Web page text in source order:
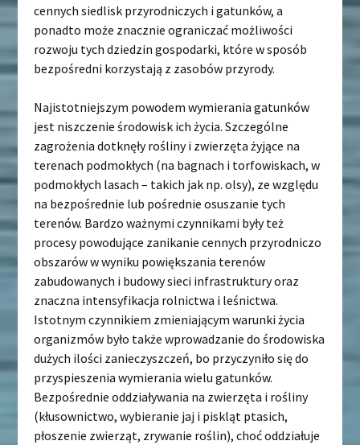
cennych siedlisk przyrodniczych i gatunków, a
ponadto może znacznie ograniczać możliwości
rozwoju tych dziedzin gospodarki, które w sposób
bezpośredni korzystają z zasobów przyrody.
Najistotniejszym powodem wymierania gatunków
jest niszczenie środowisk ich życia. Szczególne
zagrożenia dotknęły rośliny i zwierzęta żyjące na
terenach podmokłych (na bagnach i torfowiskach, w
podmokłych lasach – takich jak np. olsy), ze względu
na bezpośrednie lub pośrednie osuszanie tych
terenów. Bardzo ważnymi czynnikami były też
procesy powodujące zanikanie cennych przyrodniczo
obszarów w wyniku powiększania terenów
zabudowanych i budowy sieci infrastruktury oraz
znaczna intensyfikacja rolnictwa i leśnictwa.
Istotnym czynnikiem zmieniającym warunki życia
organizmów było także wprowadzanie do środowiska
dużych ilości zanieczyszczeń, bo przyczyniło się do
przyspieszenia wymierania wielu gatunków.
Bezpośrednie oddziaływania na zwierzęta i rośliny
(kłusownictwo, wybieranie jaj i piskląt ptasich,
płoszenie zwierząt, zrywanie roślin), choć oddziałuje